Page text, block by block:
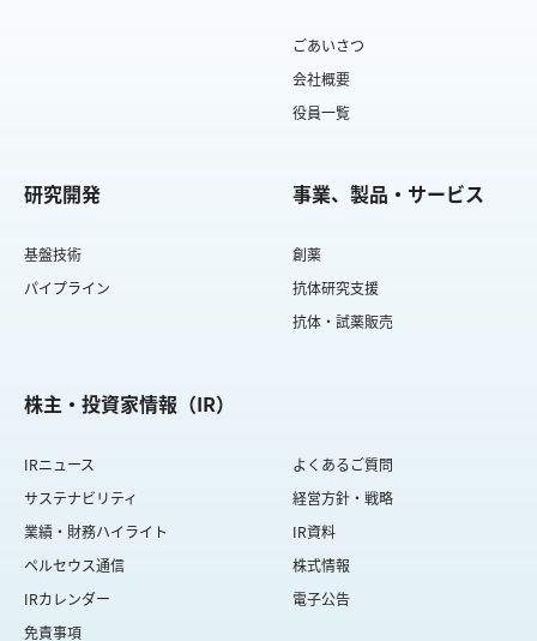
ごあいさつ
会社概要
役員一覧
研究開発
基盤技術
パイプライン
事業、製品・サービス
創薬
抗体研究支援
抗体・試薬販売
株主・投資家情報（IR）
IRニュース
よくあるご質問
サステナビリティ
経営方針・戦略
業績・財務ハイライト
IR資料
ペルセウス通信
株式情報
IRカレンダー
電子公告
免責事項